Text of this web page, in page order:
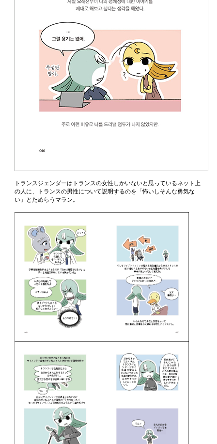
トランスジェンダーはトランスの女性しかいないと思っているネット上
の人に、トランスの男性について説明するのを「怖いしそんな勇気な
い」とためらうマラン。